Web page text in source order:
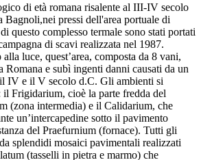
di età romana risalente al III-IV secolo
Bagnoli,nei pressi dell'area portuale di
questo complesso termale sono stati portati
di scavi realizzata nel 1987.
luce, quest’area, composta da 8 vani,
Romana e subì ingenti danni causati da un
IV e il V secolo d.C. Gli ambienti si
Frigidarium, cioè la parte fredda del
(zona intermedia) e il Calidarium, che
un’intercapedine sotto il pavimento
del Praefurnium (fornace). Tutti gli
splendidi mosaici pavimentali realizzati
(tasselli in pietra e marmo) che